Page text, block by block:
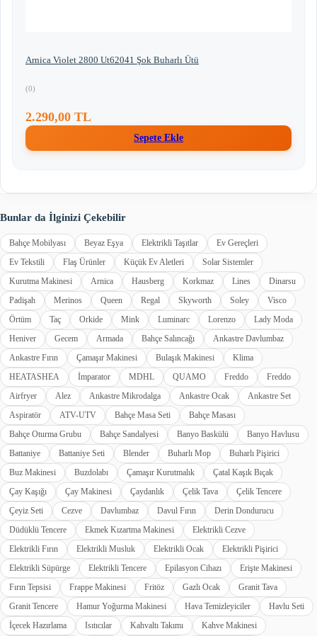
Arnica Violet 2800 Ut62041 Şok Buharlı Ütü
(0)
2.290,00 TL
Sepete Ekle
Bunlar da İlginizi Çekebilir
Bahçe Mobilyası Beyaz Eşya Elektrikli Taşıtlar
Ev Gereçleri
Ev Tekstili
Flaş Ürünler Küçük Ev Aletleri
Solar Sistemler
Kurutma Makinesi
Arnica Hausberg Korkmaz Lines
Dinarsu
Padişah
Merinos Queen Regal Skyworth Soley
Visco
Örtüm
Taç Orkide Mink Luminarc Lorenzo
Lady Moda
Heniver
Gecem Armada Bahçe Salıncağı
Ankastre Davlumbaz
Ankastre Fırın
Çamaşır Makinesi Bulaşık Makinesi
Klima
HEATASHEA
İmparator MDHL QUAMO Freddo
Freddo
Airfryer
Alez Ankastre Mikrodalga Ankastre Ocak
Ankastre Set
Aspiratör
ATV-UTV Bahçe Masa Seti
Bahçe Masası
Bahçe Oturma Grubu
Bahçe Sandalyesi Banyo Baskülü
Banyo Havlusu
Battaniye
Battaniye Seti Blender Buharlı Mop
Buharlı Pişirici
Buz Makinesi
Buzdolabı Çamaşır Kurutmalık
Çatal Kaşık Bıçak
Çay Kaşığı
Çay Makinesi Çaydanlık Çelik Tava
Çelik Tencere
Çeyiz Seti
Cezve Davlumbaz Davul Fırın
Derin Dondurucu
Düdüklü Tencere
Ekmek Kızartma Makinesi
Elektrikli Cezve
Elektrikli Fırın
Elektrikli Musluk Elektrikli Ocak
Elektrikli Pişirici
Elektrikli Süpürge
Elektrikli Tencere Epilasyon Cihazı
Erişte Makinesi
Fırın Tepsisi
Frappe Makinesi Fritöz Gazlı Ocak
Granit Tava
Granit Tencere
Hamur Yoğurma Makinesi Hava Temizleyiciler
Havlu Seti
İçecek Hazırlama
Isıtıcılar Kahvaltı Takımı Kahve Makinesi